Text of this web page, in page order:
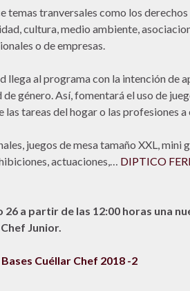
temas tranversales como los derechos
cultura, medio ambiente,
o de empresas.
llega al programa con la intención de
género. Así, fomentará el uso de
tareas del hogar o las profesiones a
juegos de mesa tamaño XXL, mini
actuaciones,… DIPTICO
26 a partir de las 12:00 horas una
Junior.
Bases Cuéllar Chef 2018 -2